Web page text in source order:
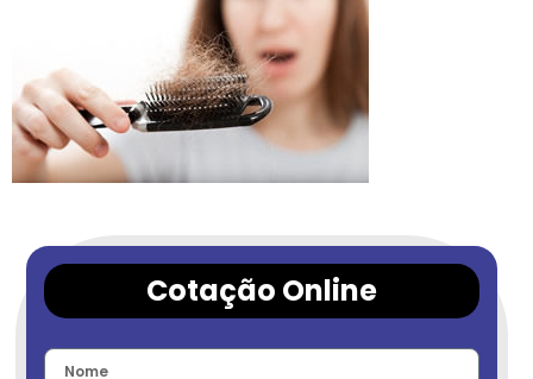
Cotação Online